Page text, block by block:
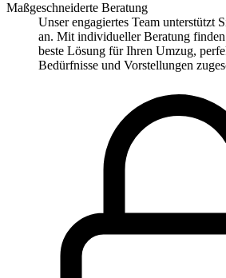
Maßgeschneiderte Beratung
Unser engagiertes Team unterstützt
an. Mit individueller Beratung
beste Lösung für Ihren Umzug,
Bedürfnisse und Vorstellungen